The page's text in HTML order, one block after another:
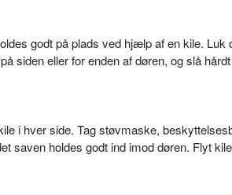
godt på plads ved hjælp af en kile. Luk
siden eller for enden af døren, og slå
i hver side. Tag støvmaske,
saven holdes godt ind imod døren. Flyt